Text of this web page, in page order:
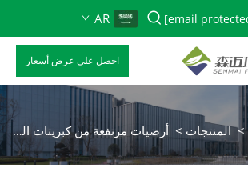
AR
احصل على عرض أسعار
>المنتجات > أرضيات مرتفعة من كبريتات الكالسيوم